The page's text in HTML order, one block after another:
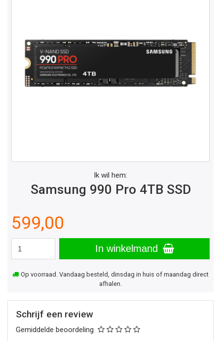
Ik wil hem:
Samsung 990 Pro 4TB SSD
599,00
In winkelmand
Op voorraad. Vandaag besteld, dinsdag in huis of maandag direct
afhalen.
Schrijf een review
Gemiddelde beoordeling